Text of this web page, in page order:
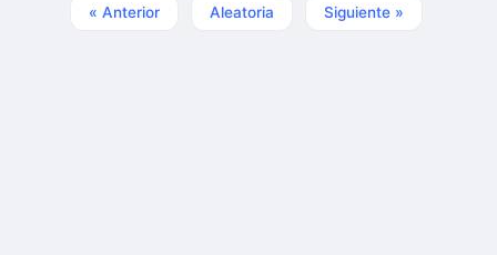
« Anterior Aleatoria Siguiente »